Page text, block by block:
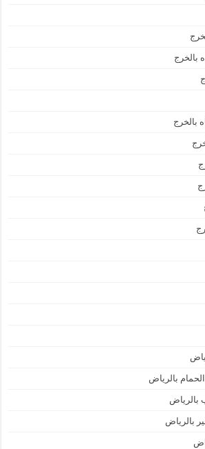
بالخرج
بالخرج
بالرياض
بالرياض